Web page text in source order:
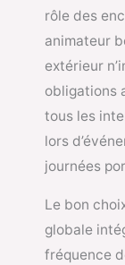
rôle des
animateur
extérieur
obligations
tous les
lors
journées
Le bon
globale
fréquence